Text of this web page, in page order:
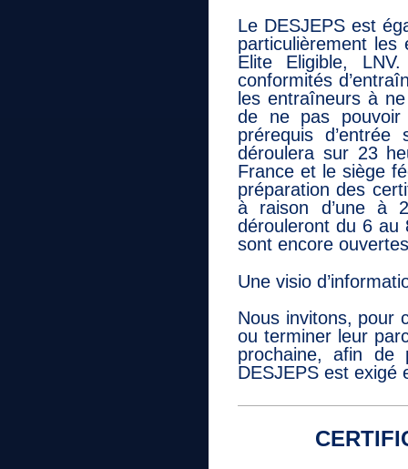
Le DESJEPS est
particulièrement les
Elite Eligible,
conformités
les entraîneurs à
de ne pas pouvoir
prérequis
déroulera sur 23
France et le siège
préparation des
à raison d’une à
dérouleront du 6 au
sont encore
Une visio
Nous invitons, pour
ou terminer leur
prochaine, afin
DESJEPS est exigé